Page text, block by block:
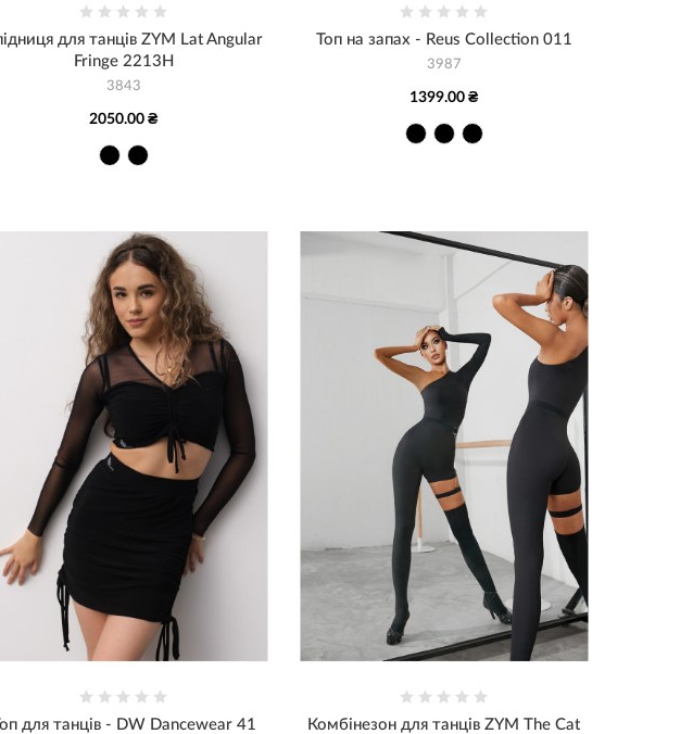
для танців ZYM Lat Angular
Fringe 2213H
3843
2050.00 ₴
Топ на запах - Reus Collection 011
3987
1399.00 ₴
для танців - DW Dancewear 41
Комбінезон для танців ZYM The Cat